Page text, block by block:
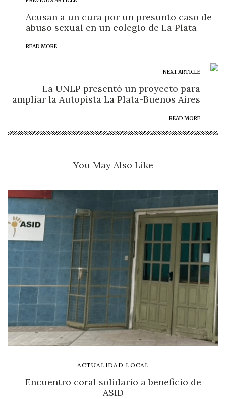
Acusan a un cura por un presunto caso de
abuso sexual en un colegio de La Plata
READ MORE
NEXT ARTICLE
La UNLP presentó un proyecto para
ampliar la Autopista La Plata-Buenos Aires
READ MORE
You May Also Like
ACTUALIDAD LOCAL
Encuentro coral solidario a beneficio de
ASID